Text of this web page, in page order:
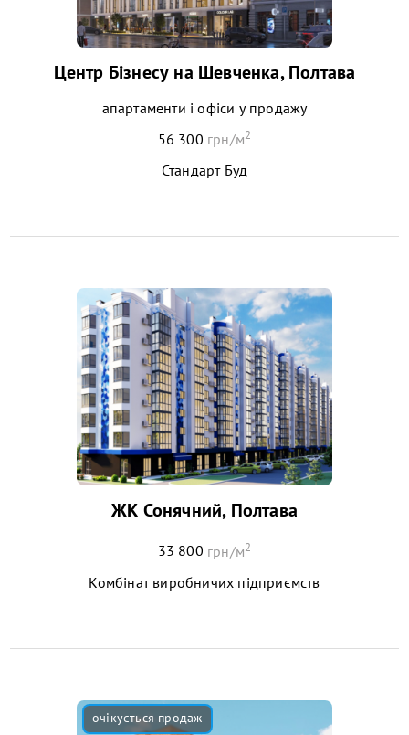
Центр Бізнесу на Шевченка, Полтава
апартаменти і офіси у продажу
56 300 грн/м2
Стандарт Буд
ЖК Сонячний, Полтава
33 800 грн/м2
Комбінат виробничих підприємств